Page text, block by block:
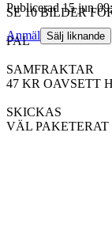
SE 10 BILDER
PAL
SAMFRAKTAR
47 KR OAVSETT
SKICKAS
VÄL PAKETERAT
Publicerad 15 jun
Anmäl Sälj liknande